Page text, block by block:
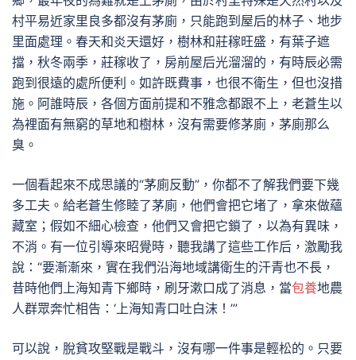
村平易近家里良多都沒有茅廁，只能跑到屋后的林子、地步
里面處理。春天和炎天還好，樹林和莊稼旺盛，有葉子遮
擋，秋冬兩季，莊稼收了，房前屋后光溜溜的，有時辰必需
跑到很遠的處所便利。如許既費事，也很不衛生，但也沒措
施。阿誰時辰，各個方面前提和不雅念都跟不上，老蒼生以
為裡面有無窮的草地和樹林，沒有需要修茅廁，茅廁那么
臭。
一個看起來不成思議的“茅廁反動”，你都不了解我們要下幾
多工夫。給老蒼生修睦了茅廁，他們會把它堵了，拿來做蘊
藏室；假如不細心檢查，他們又會把它鎖了，以為有異味，
不消。有一位引導來昭覺時，聽我講了這些工作后，激勵我
說：“要漸漸來，實在我們沿海地域講衛生的汗青也不長，
昔時他們上海知青下鄉時，刷牙漱口成了消息，當包養地農
人群眾奔忙相告：‘上海知青口吐白沫！’”
可以說，脫貧攻堅戰是戰斗，沒有哪一件事是輕松的。只要